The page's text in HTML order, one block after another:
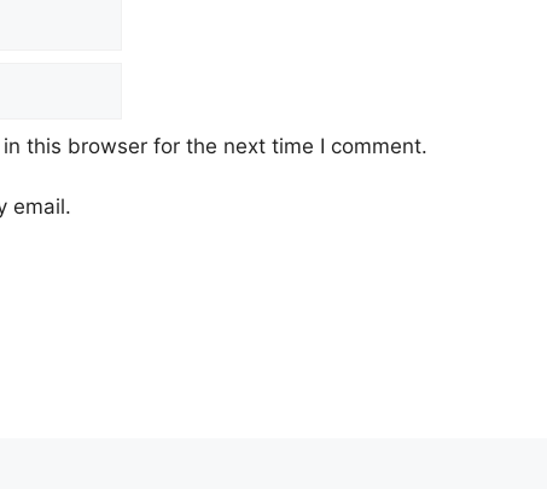
this browser for the next time I comment.
email.